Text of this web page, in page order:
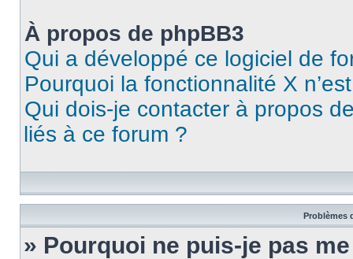
À propos de phpBB3
Qui a développé ce logiciel de
Pourquoi la fonctionnalité X
Qui dois-je contacter à propos
liés à ce forum ?
Problèmes
» Pourquoi ne puis-je pas